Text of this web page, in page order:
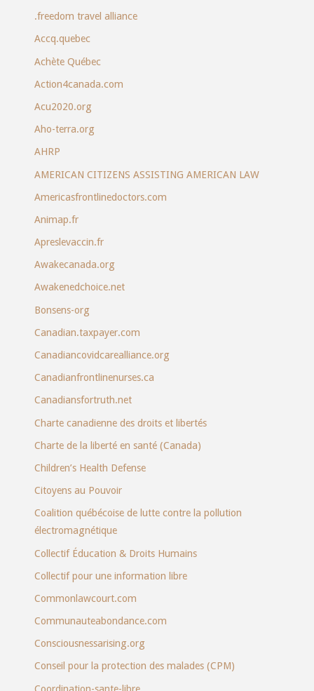
.freedom travel alliance
Accq.quebec
Achète Québec
Action4canada.com
Acu2020.org
Aho-terra.org
AHRP
AMERICAN CITIZENS ASSISTING AMERICAN LAW
Americasfrontlinedoctors.com
Animap.fr
Apreslevaccin.fr
Awakecanada.org
Awakenedchoice.net
Bonsens-org
Canadian.taxpayer.com
Canadiancovidcarealliance.org
Canadianfrontlinenurses.ca
Canadiansfortruth.net
Charte canadienne des droits et libertés
Charte de la liberté en santé (Canada)
Children’s Health Defense
Citoyens au Pouvoir
Coalition québécoise de lutte contre la pollution
électromagnétique
Collectif Éducation & Droits Humains
Collectif pour une information libre
Commonlawcourt.com
Communauteabondance.com
Consciousnessarising.org
Conseil pour la protection des malades (CPM)
Coordination-sante-libre